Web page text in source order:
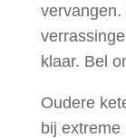
klaar. Bel
Oudere
bij extreme